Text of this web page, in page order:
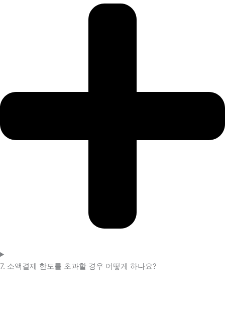
7. 소액결제 한도를 초과할 경우 어떻게 하나요?